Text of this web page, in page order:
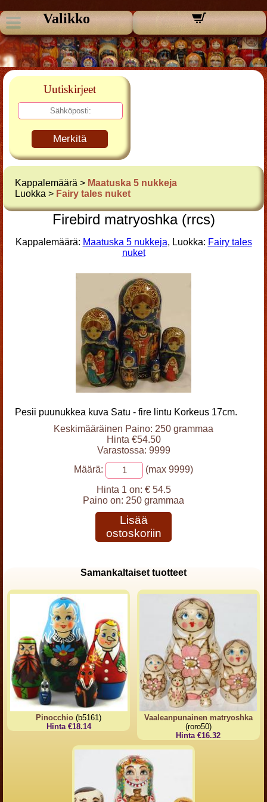
Valikko
Uutiskirjeet
Merkitä
Kappalemäärä > Maatuska 5 nukkeja
Luokka > Fairy tales nuket
Firebird matryoshka (rrcs)
Kappalemäärä: Maatuska 5 nukkeja, Luokka: Fairy tales
nuket
Pesii puunukkea kuva Satu - fire lintu Korkeus 17cm.
Keskimääräinen Paino: 250 grammaa
Hinta €54.50
Varastossa: 9999
Määrä:
(max 9999)
Hinta 1 on: € 54.5
Paino on: 250 grammaa
Lisää
ostoskoriin
Samankaltaiset tuotteet
Pinocchio (b5161)
Hinta €18.14
Vaaleanpunainen matryoshka
(roro50)
Hinta €16.32